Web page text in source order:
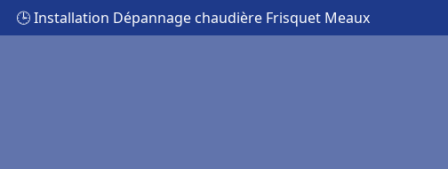
🕒 Installation Dépannage chaudière Frisquet Meaux